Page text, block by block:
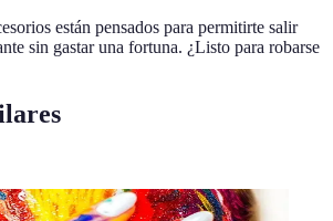
están pensados para permitirte salir
sin gastar una fortuna. ¿Listo para robarse